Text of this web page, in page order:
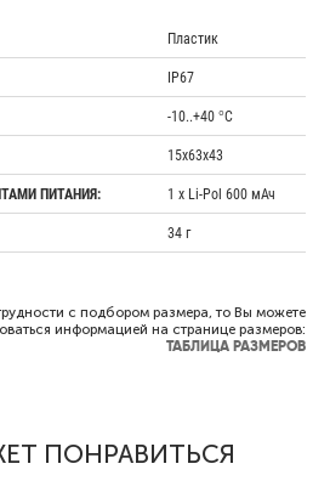
Пластик
IP67
-10..+40 °C
15х63х43
ПИТАНИЯ: 1 х Li-Pol 600 мАч
34 г
с подбором размера, то Вы можете
информацией на странице размеров:
ТАБЛИЦА РАЗМЕРОВ
ПОНРАВИТЬСЯ